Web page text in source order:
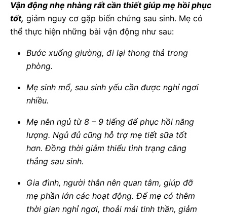
Vận động nhẹ nhàng rất cần thiết giúp mẹ hồi phục
tốt, giảm nguy cơ gặp biến chứng sau sinh. Mẹ có
thể thực hiện những bài vận động như sau:
Bước xuống giường, đi lại thong thả trong
phòng.
Mẹ sinh mổ, sau sinh yếu cần được nghỉ ngơi
nhiều.
Mẹ nên ngủ từ 8 – 9 tiếng để phục hồi năng
lượng. Ngủ đủ cũng hỗ trợ mẹ tiết sữa tốt
hơn. Đồng thời giảm thiểu tình trạng căng
thẳng sau sinh.
Gia đình, người thân nên quan tâm, giúp đỡ
mẹ phần lớn các hoạt động. Để mẹ có thêm
thời gian nghỉ ngơi, thoải mái tinh thần, giảm